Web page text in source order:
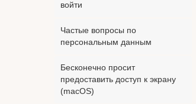
войти
Частые вопросы по
персональным данным
Бесконечно просит
предоставить доступ к экрану
(macOS)